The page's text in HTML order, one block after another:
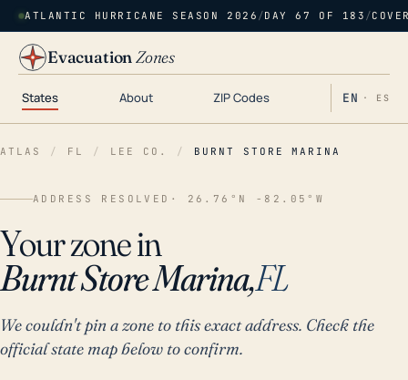
ATLANTIC HURRICANE SEASON 2026 /DAY 67 OF 183 /
EvacuationZones
States About ZIP Codes EN · ES
ATLAS / FL / LEE CO. / BURNT STORE MARINA
ADDRESS RESOLVED · 26.76°N -82.05°W
Your zone in
Burnt Store Marina,FL
We couldn't pin a zone to this exact address. Check the
official state map below to confirm.